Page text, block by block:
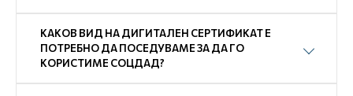
КАКОВ ВИД НА ДИГИТАЛЕН СЕРТИФИКАТ Е
ПОТРЕБНО ДА ПОСЕДУВАМЕ ЗА ДА ГО
КОРИСТИМЕ СОЦДАД?